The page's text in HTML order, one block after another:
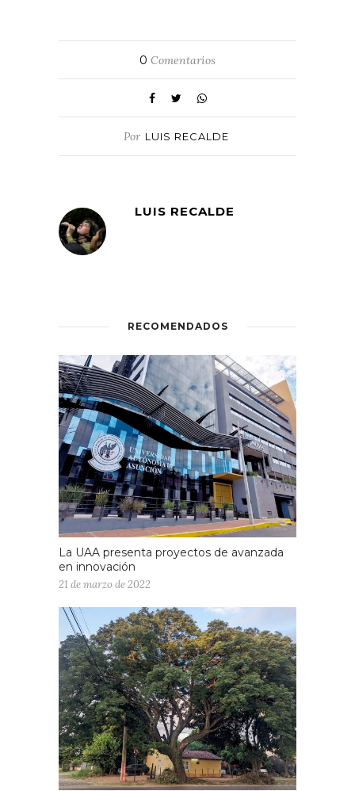
0 Comentarios
Por LUIS RECALDE
LUIS RECALDE
RECOMENDADOS
La UAA presenta proyectos de avanzada
en innovación
21 de marzo de 2022